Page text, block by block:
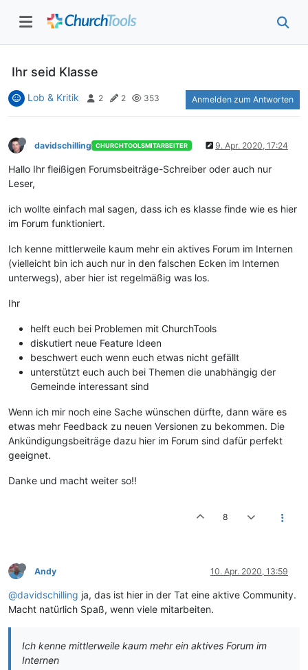
Ihr seid Klasse
Lob & Kritik 2 2 353 Anmelden zum Antworten
davidschilling CHURCHTOOLSMITARBEITER 9. Apr. 2020, 17:24
Hallo Ihr fleißigen Forumsbeiträge-Schreiber oder auch nur
Leser,
ich wollte einfach mal sagen, dass ich es klasse finde wie es hier
im Forum funktioniert.
Ich kenne mittlerweile kaum mehr ein aktives Forum im Internen
(vielleicht bin ich auch nur in den falschen Ecken im Internen
unterwegs), aber hier ist regelmäßig was los.
Ihr
helft euch bei Problemen mit ChurchTools
diskutiert neue Feature Ideen
beschwert euch wenn euch etwas nicht gefällt
unterstützt euch auch bei Themen die unabhängig der
Gemeinde interessant sind
Wenn ich mir noch eine Sache wünschen dürfte, dann wäre es
etwas mehr Feedback zu neuen Versionen zu bekommen. Die
Ankündigungsbeiträge dazu hier im Forum sind dafür perfekt
geeignet.
Danke und macht weiter so!!
8
Andy 10. Apr. 2020, 13:59
@davidschilling ja, das ist hier in der Tat eine aktive Community.
Macht natürlich Spaß, wenn viele mitarbeiten.
Ich kenne mittlerweile kaum mehr ein aktives Forum im
Internen